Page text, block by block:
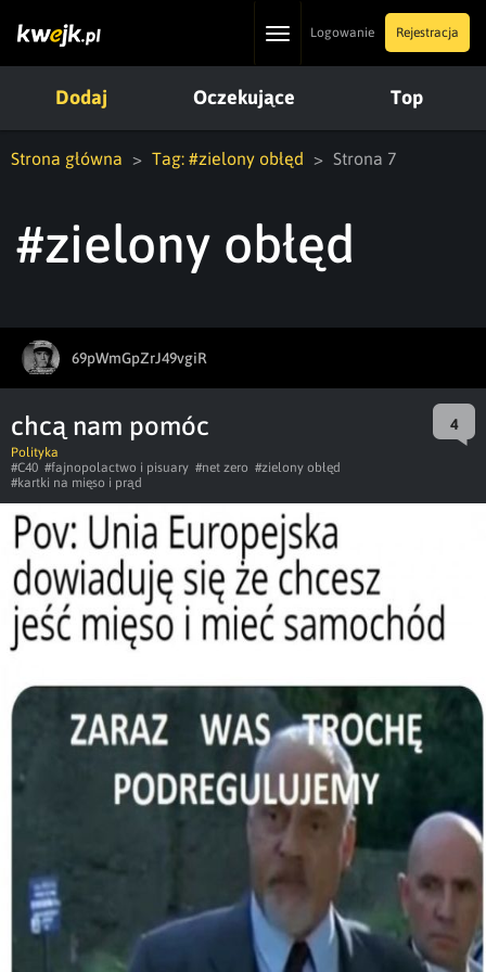
ToggleLogowanie Rejestracja
Dodaj Oczekujące Top
Strona główna Tag: #zielony obłęd Strona 7
#zielony obłęd
69pWmGpZrJ49vgiR
chcą nam pomóc 4
Polityka
#C40 #fajnopolactwo i pisuary #net zero #zielony obłęd
#kartki na mięso i prąd